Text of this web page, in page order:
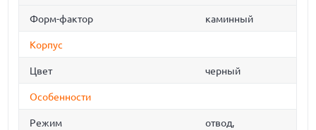
Форм-фактор каминный
Корпус
Цвет черный
Особенности
Режим
отвод,